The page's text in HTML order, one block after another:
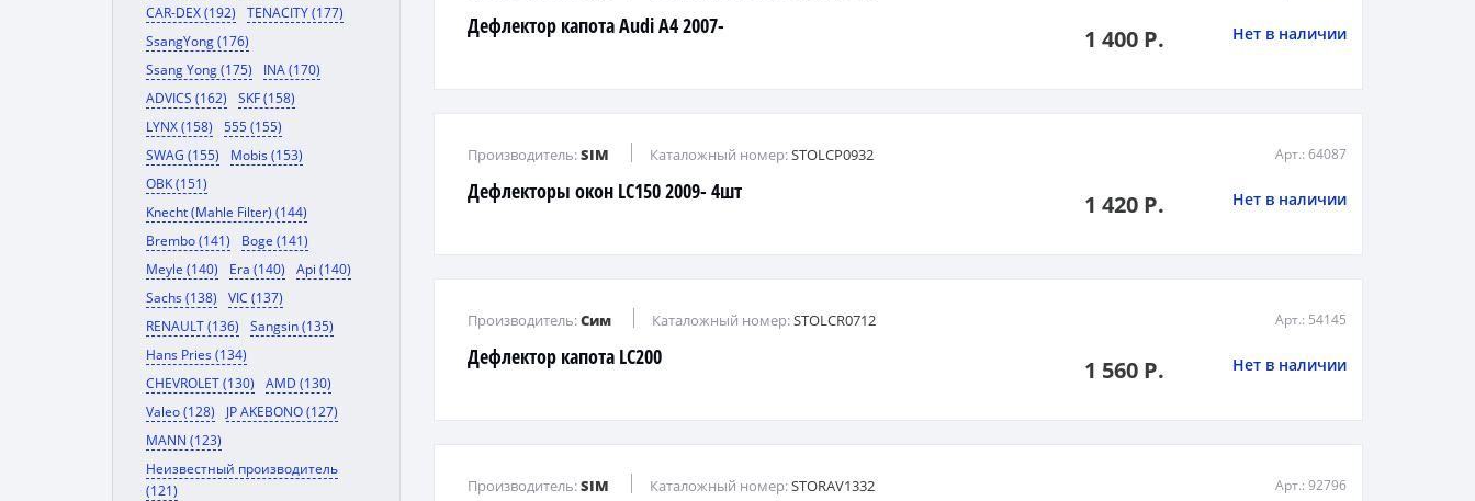
CAR-DEX (192)
TENACITY (177)
SsangYong (176)
Ssang Yong (175)
INA (170)
ADVICS (162)
SKF (158)
LYNX (158)
555 (155)
SWAG (155)
Mobis (153)
OBK (151)
Knecht (Mahle Filter) (144)
Brembo (141)
Boge (141)
Meyle (140)
Era (140)
Api (140)
Sachs (138)
VIC (137)
RENAULT (136)
Sangsin (135)
Hans Pries (134)
CHEVROLET (130)
AMD (130)
Valeo (128)
JP AKEBONO (127)
MANN (123)
Неизвестный производитель
(121)
Дефлектор капота Audi A4 2007- 1 400 Р. Нет в наличии
Дефлекторы окон LC150 2009- 4шт
Производитель:SIM Каталожный номер:STOLCP0932 Арт.: 64087
1 420 Р. Нет в наличии
Дефлектор капота LC200
Производитель:Сим Каталожный номер:STOLCR0712 Арт.: 54145
1 560 Р. Нет в наличии
Производитель:SIM Каталожный номер:STORAV1332 Арт.: 92796